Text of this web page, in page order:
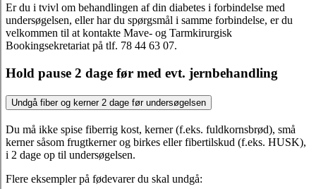
Er du i tvivl om behandlingen af din diabetes i forbindelse med
undersøgelsen, eller har du spørgsmål i samme forbindelse, er du
velkommen til at kontakte Mave- og Tarmkirurgisk
Bookingsekretariat på tlf. 78 44 63 07.
Hold pause 2 dage før med evt. jernbehandling
Undgå fiber og kerner 2 dage før undersøgelsen
Du må ikke spise fiberrig kost, kerner (f.eks. fuldkornsbrød), små
kerner såsom frugtkerner og birkes eller fibertilskud (f.eks. HUSK),
i 2 dage op til undersøgelsen.
Flere eksempler på fødevarer du skal undgå: